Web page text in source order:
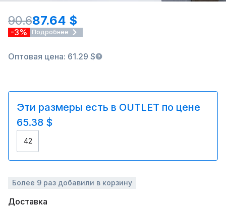
90.687.64 $
-3% Подробнее
Оптовая цена: 61.29 $
Эти размеры есть в OUTLET по цене
65.38 $
42
Более 9 раз добавили в корзину
Доставка